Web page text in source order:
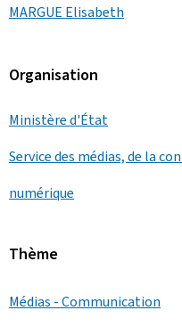
MARGUE Elisabeth
Organisation
Ministère d'État
Service des médias, de la
numérique
Thème
Médias - Communication